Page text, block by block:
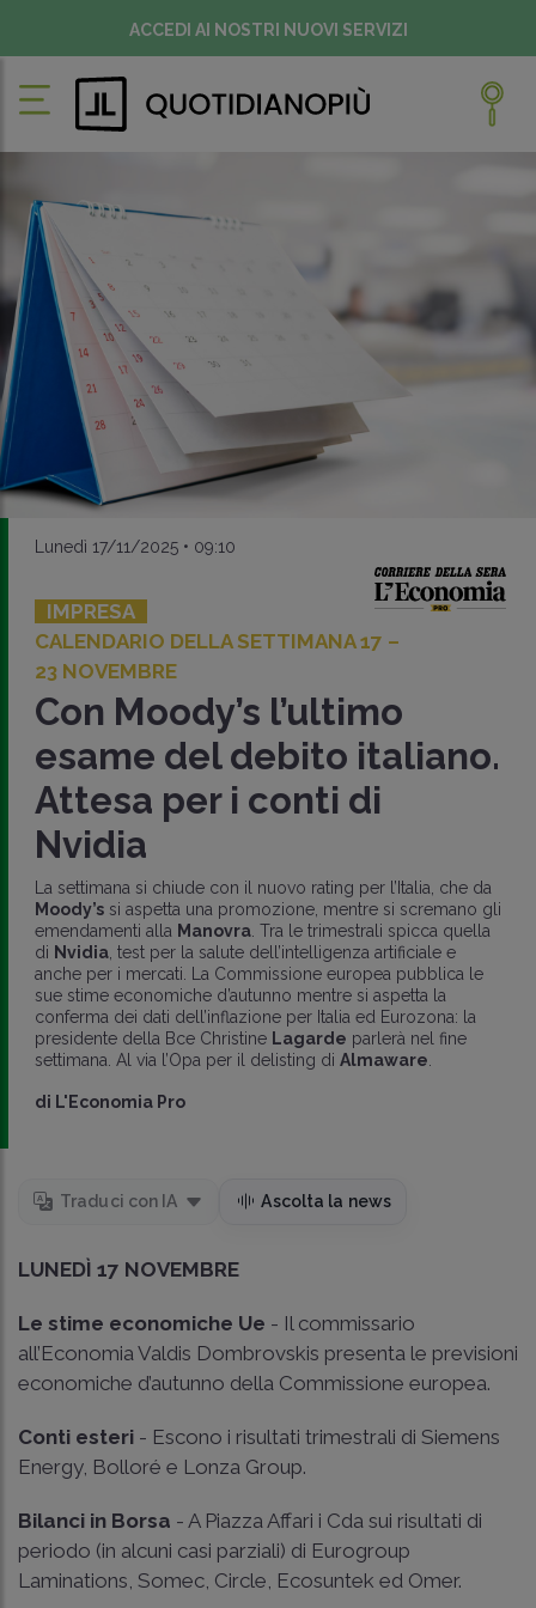
ACCEDI AI NOSTRI NUOVI SERVIZI
Lunedì 17/11/2025 • 09:10
IMPRESA
CALENDARIO DELLA SETTIMANA 17 –
23 NOVEMBRE
Con Moody’s l’ultimo
esame del debito italiano.
Attesa per i conti di
Nvidia
La settimana si chiude con il nuovo rating per l’Italia, che da
Moody’ssi aspetta una promozione, mentre si scremano gli
emendamenti alla Manovra. Tra le trimestrali spicca quella
di Nvidia, test per la salute dell’intelligenza artificiale e
anche per i mercati. La Commissione europea pubblica le
sue stime economiche d’autunno mentre si aspetta la
conferma dei dati dell’inflazione per Italia ed Eurozona: la
presidente della Bce Christine Lagarde parlerà nel fine
settimana. Al via l’Opa per il delisting di Almaware
di L'Economia Pro
Traduci con IA Ascolta la news
LUNEDÌ 17 NOVEMBRE
Le stime economiche Ue - Il commissario
all’Economia Valdis Dombrovskis presenta le previsioni
economiche d’autunno della Commissione europea.
Conti esteri - Escono i risultati trimestrali di Siemens
Energy, Bolloré e Lonza Group.
Bilanci in Borsa - A Piazza Affari i Cda sui risultati di
periodo (in alcuni casi parziali) di Eurogroup
Laminations, Somec, Circle, Ecosuntek ed Omer.